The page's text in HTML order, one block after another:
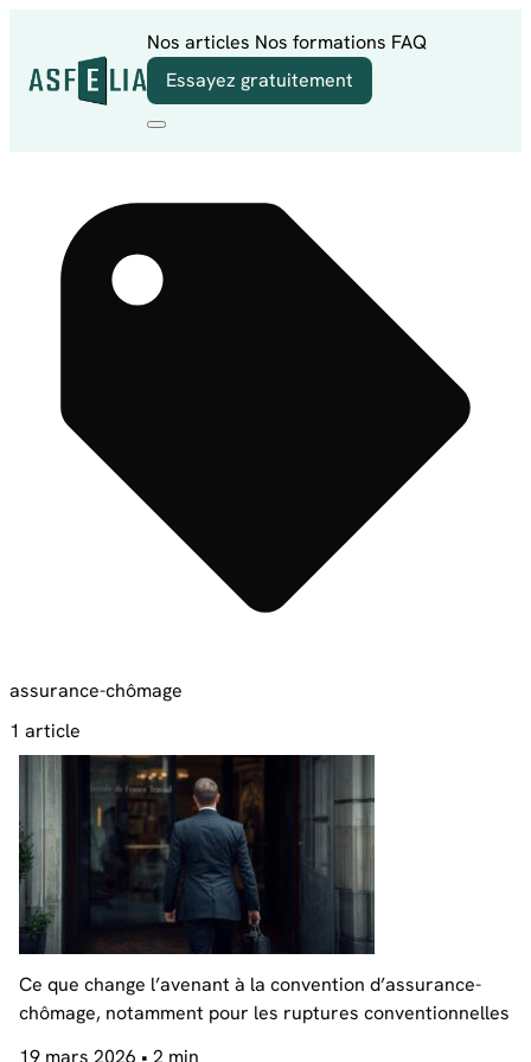
Nos articles Nos formations FAQ
Essayez gratuitement
assurance-chômage
1 article
Ce que change l’avenant à la convention d’assurance-
chômage, notamment pour les ruptures conventionnelles
19 mars 2026 • 2 min